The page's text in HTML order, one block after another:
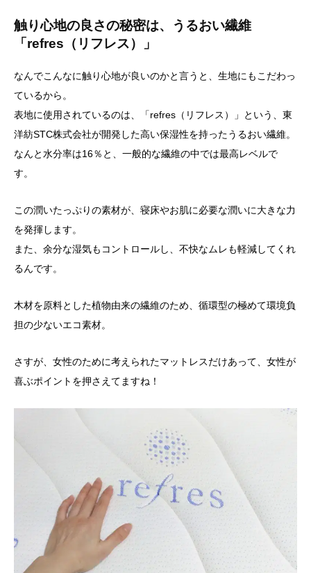
触り心地の良さの秘密は、うるおい繊維
「refres（リフレス）」
なんでこんなに触り心地が良いのかと言うと、生地にもこだわっ
ているから。
表地に使用されているのは、「refres（リフレス）」という、東
洋紡STC株式会社が開発した高い保湿性を持ったうるおい繊維。
なんと水分率は16％と、一般的な繊維の中では最高レベルで
す。
この潤いたっぷりの素材が、寝床やお肌に必要な潤いに大きな力
を発揮します。
また、余分な湿気もコントロールし、不快なムレも軽減してくれ
るんです。
木材を原料とした植物由来の繊維のため、循環型の極めて環境負
担の少ないエコ素材。
さすが、女性のために考えられたマットレスだけあって、女性が
喜ぶポイントを押さえてますね！